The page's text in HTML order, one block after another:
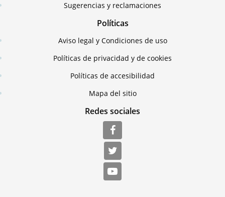
Sugerencias y reclamaciones
Políticas
Aviso legal y Condiciones de uso
Políticas de privacidad y de cookies
Políticas de accesibilidad
Mapa del sitio
Redes sociales